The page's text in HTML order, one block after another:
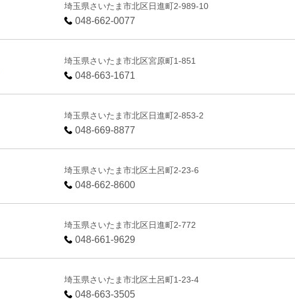
埼玉県さいたま市北区日進町2-989-10
048-662-0077
埼玉県さいたま市北区宮原町1-851
048-663-1671
埼玉県さいたま市北区日進町2-853-2
048-669-8877
埼玉県さいたま市北区土呂町2-23-6
048-662-8600
埼玉県さいたま市北区日進町2-772
048-661-9629
埼玉県さいたま市北区土呂町1-23-4
048-663-3505